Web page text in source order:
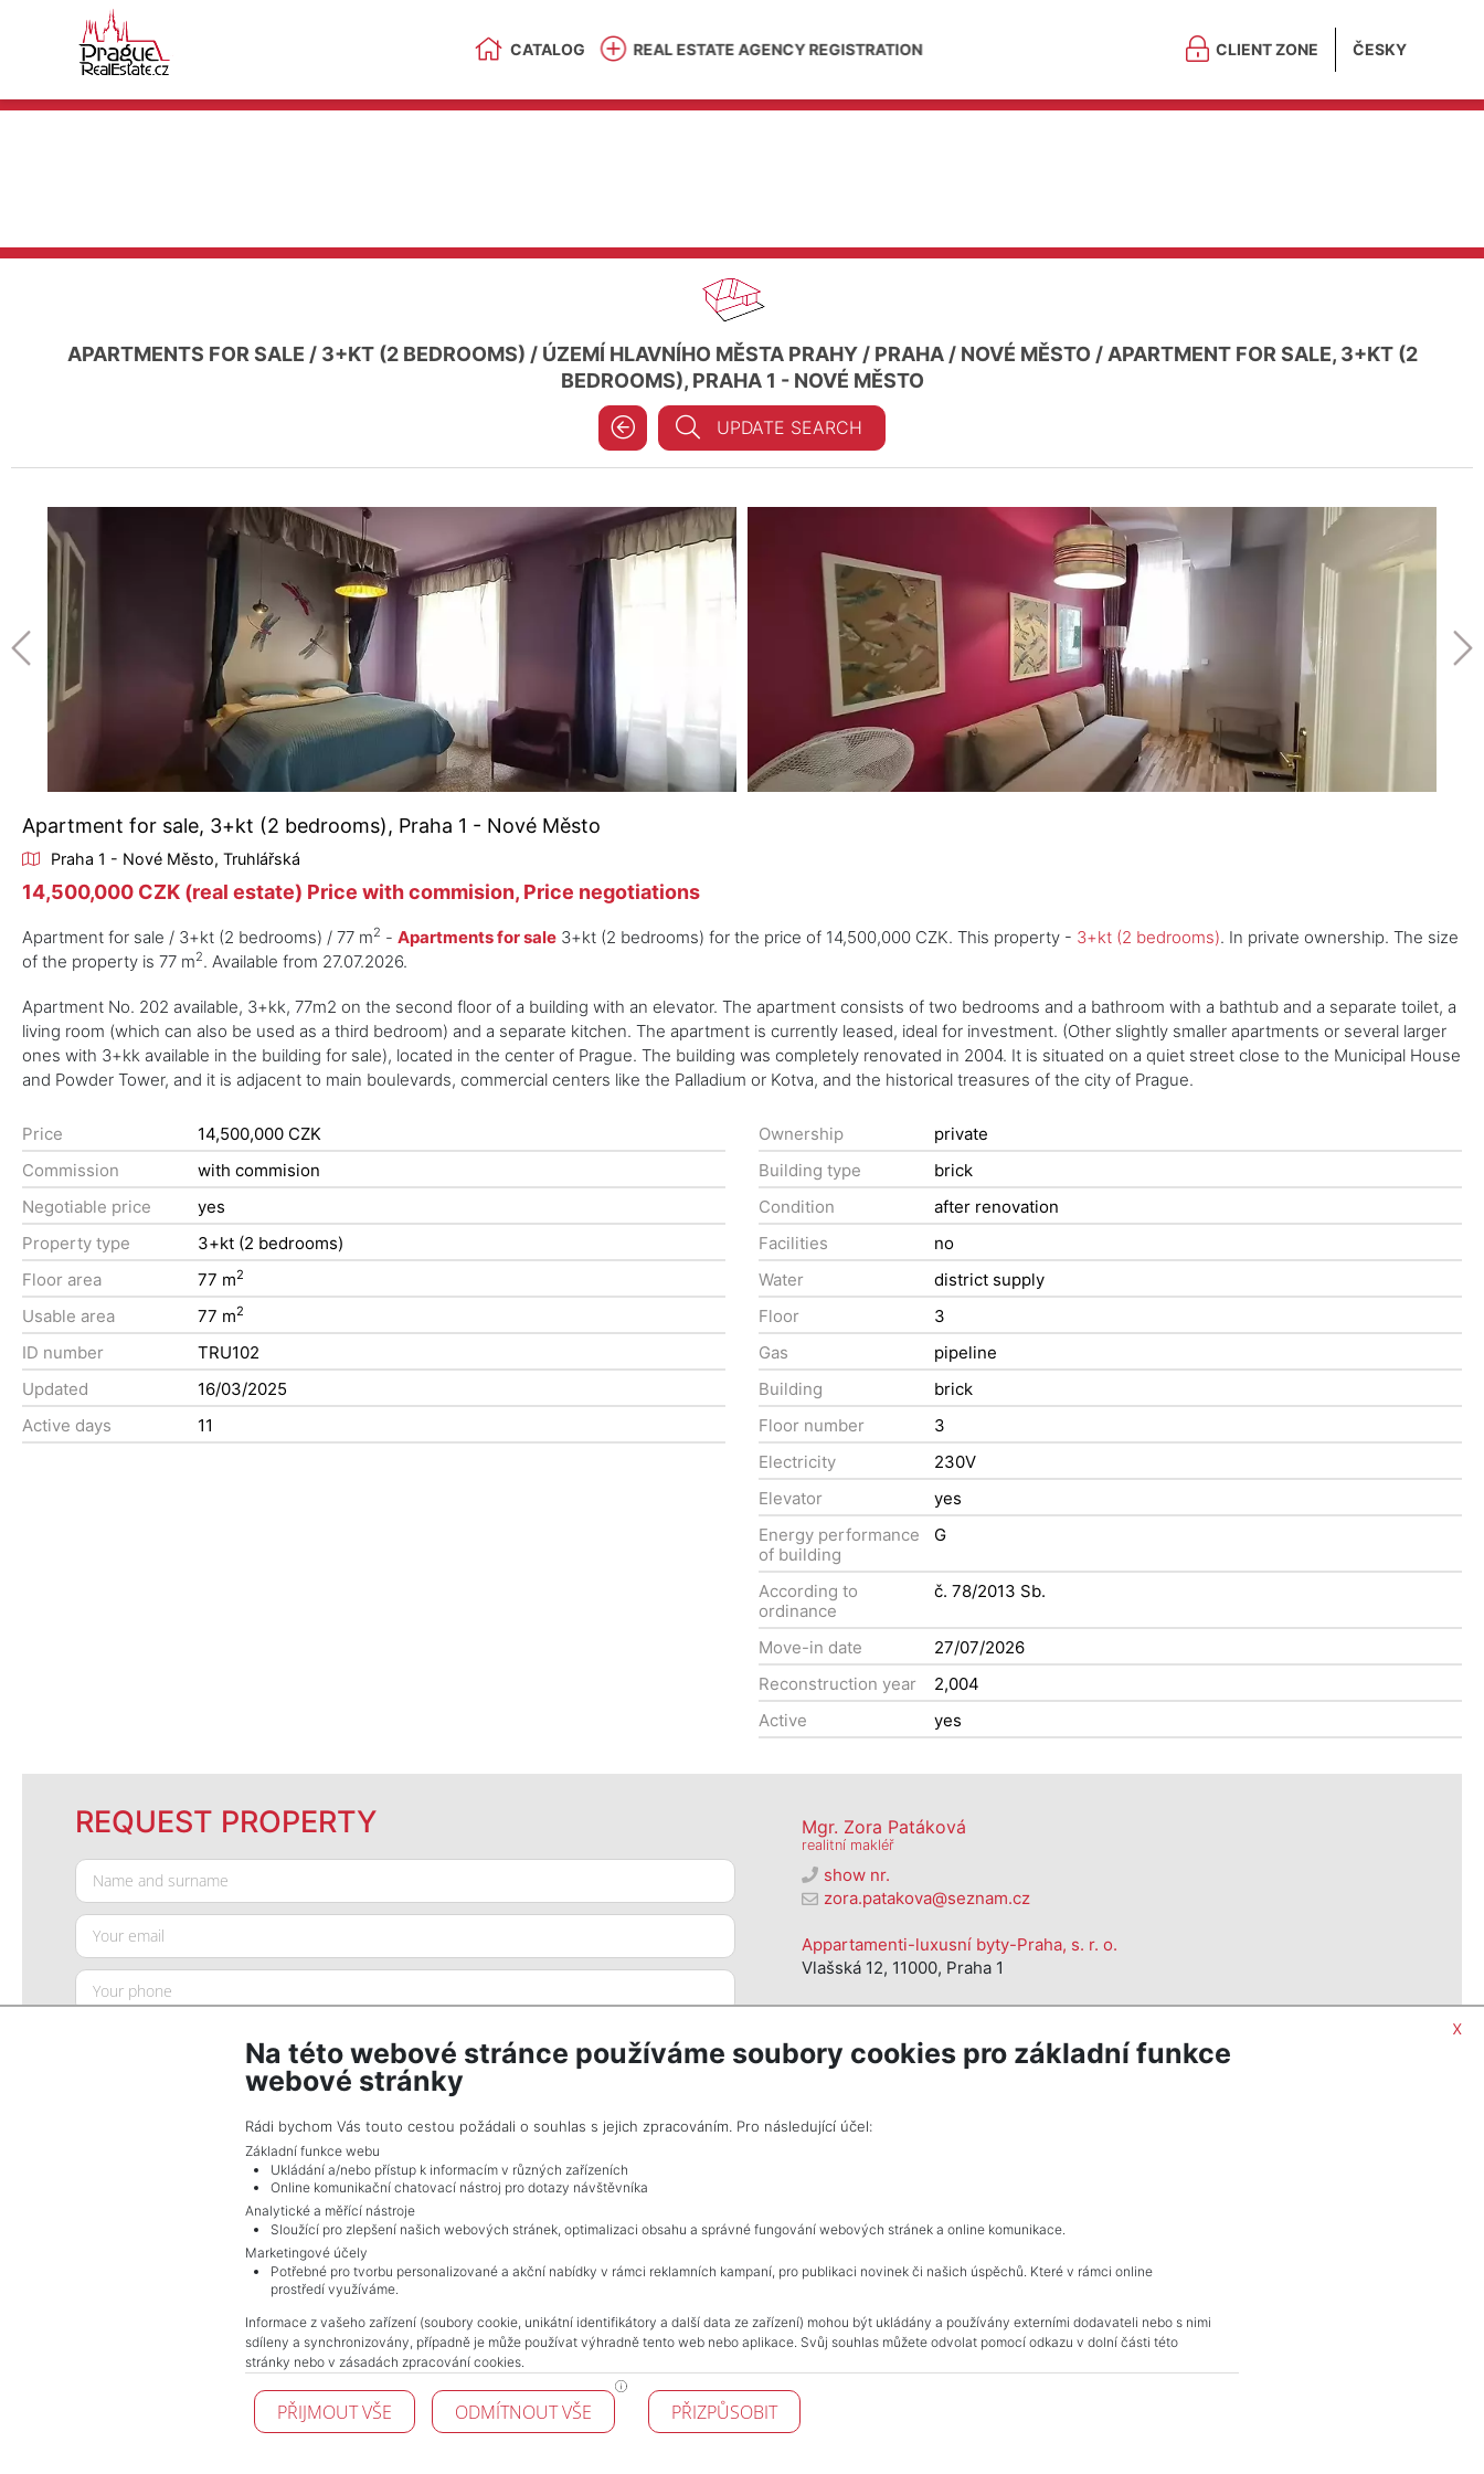
CATALOG REAL ESTATE AGENCY REGISTRATION CLIENT ZONE ČESKY
APARTMENTS FOR SALE / 3+KT (2 BEDROOMS) / ÚZEMÍ HLAVNÍHO MĚSTA PRAHY/ PRAHA/ NOVÉ MĚSTO / APARTMENT FOR SALE, 3+KT (2
BEDROOMS), PRAHA 1 - NOVÉ MĚSTO
UPDATE SEARCH
Apartment for sale, 3+kt (2 bedrooms), Praha 1 - Nové Město
Praha 1 - Nové Město, Truhlářská
14,500,000 CZK (real estate) Price with commision, Price negotiations
Apartment for sale / 3+kt (2 bedrooms) / 77 m2 - Apartments for sale 3+kt (2 bedrooms) for the price of 14,500,000 CZK. This property - 3+kt (2 bedrooms). In private ownership. The size
of the property is 77 m2. Available from 27.07.2026.
Apartment No. 202 available, 3+kk, 77m2 on the second floor of a building with an elevator. The apartment consists of two bedrooms and a bathroom with a bathtub and a separate toilet, a
living room (which can also be used as a third bedroom) and a separate kitchen. The apartment is currently leased, ideal for investment. (Other slightly smaller apartments or several larger
ones with 3+kk available in the building for sale), located in the center of Prague. The building was completely renovated in 2004. It is situated on a quiet street close to the Municipal House
and Powder Tower, and it is adjacent to main boulevards, commercial centers like the Palladium or Kotva, and the historical treasures of the city of Prague.
Price
14,500,000 CZK
Commission
with commision
Negotiable price
yes
Property type
3+kt (2 bedrooms)
Floor area
77 m2
Usable area 77 m2
ID number
TRU102
Updated
16/03/2025
Active days
11
Ownership
private
Building type
brick
Condition
after renovation
Facilities
no
Water
district supply
Floor
3
Gas
pipeline
Building
brick
Floor number
3
Electricity
230V
Elevator
yes
Energy performance
of building
G
According to
ordinance
č. 78/2013 Sb.
Move-in date
27/07/2026
Reconstruction year
2,004
Active
yes
REQUEST PROPERTY
SEND QUERY
By submitting this form, you agree to the privacy policy
Mgr. Zora Patáková
realitní makléř
show nr.
zora.patakova@seznam.cz
Appartamenti-luxusní byty-Praha, s. r. o.
Vlašská 12, 11000, Praha 1
NAVIGACE
Terms and conditions
Protection of personal data
Real estate's
Contact
Cookie processing
KONTAKT
Pražské reality
Budějovická 778/3
x
Na této webové stránce používáme soubory cookies pro základní funkce
webové stránky
Rádi bychom Vás touto cestou požádali o souhlas s jejich zpracováním. Pro následující účel:
Základní funkce webu
Ukládání a/nebo přístup k informacím v různých zařízeních
Online komunikační chatovací nástroj pro dotazy návštěvníka
Analytické a měřící nástroje
Sloužící pro zlepšení našich webových stránek, optimalizaci obsahu a správné fungování webových stránek a online komunikace.
Marketingové účely
Potřebné pro tvorbu personalizované a akční nabídky v rámci reklamních kampaní, pro publikaci novinek či našich úspěchů. Které v rámci online
prostředí využíváme.
Informace z vašeho zařízení (soubory cookie, unikátní identifikátory a další data ze zařízení) mohou být ukládány a používány externími dodavateli nebo s nimi
sdíleny a synchronizovány, případně je může používat výhradně tento web nebo aplikace. Svůj souhlas můžete odvolat pomocí odkazu v dolní části této
stránky nebo v zásadách zpracování cookies.
PŘIJMOUT VŠE ODMÍTNOUT VŠE PŘIZPŮSOBIT